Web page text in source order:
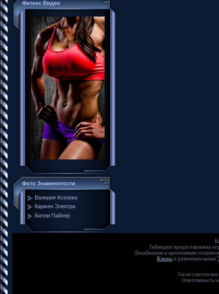
Фитнес Видео
Фото Знаменитости
Валерия Козлова
Кармен Электра
Билли Пайпер
Геймерам предоставленна
Дизайнерам и креативным
Клипы и развлекательные
Так-же советуем
Ответственность